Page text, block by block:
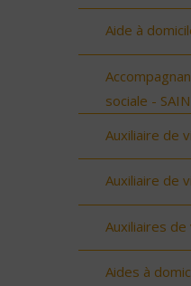
Aide à
sociale -
Auxiliaire de
Auxiliaire de
Auxiliaires
Aides à